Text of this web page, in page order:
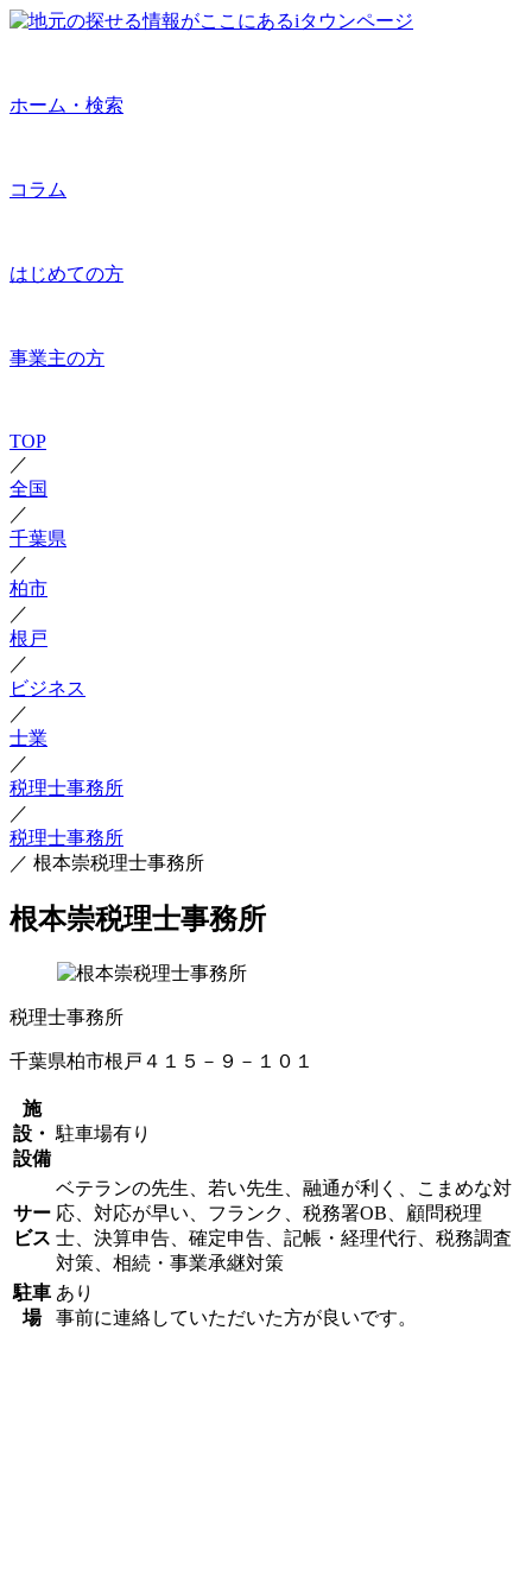
ホーム・検索
コラム
はじめての方
事業主の方
TOP
／
全国
／
千葉県
／
柏市
／
根戸
／
ビジネス
／
士業
／
税理士事務所
／
税理士事務所
／ 根本崇税理士事務所
根本崇税理士事務所
税理士事務所
千葉県柏市根戸４１５－９－１０１
施
設・
設備
駐車場有り
サー
ビス
ベテランの先生、若い先生、融通が利く、こまめな対
応、対応が早い、フランク、税務署OB、顧問税理
士、決算申告、確定申告、記帳・経理代行、税務調査
対策、相続・事業承継対策
駐車
場
あり
事前に連絡していただいた方が良いです。